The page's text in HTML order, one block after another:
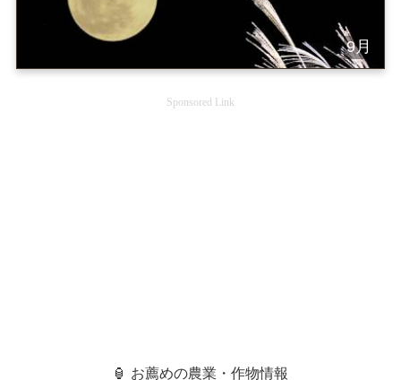
9月
Sponsored Link
🏮 お薦めの農業・作物情報